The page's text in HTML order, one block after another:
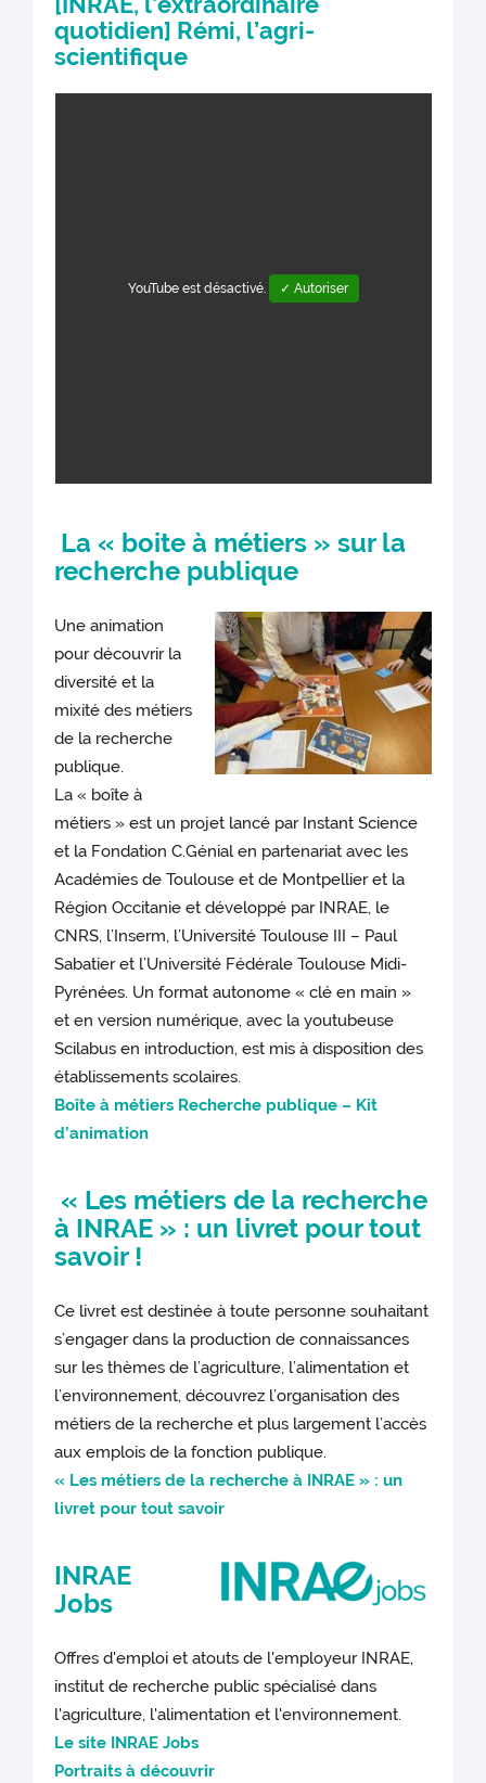
quotidien] Rémi, l’agri-
scientifique
YouTube est désactivé. ✓ Autoriser
La « boite à métiers » sur la
recherche publique
Une animation
pour découvrir la
diversité et la
mixité des métiers
de la recherche
publique.
La « boîte à
métiers » est un projet lancé par Instant Science
et la Fondation C.Génial en partenariat avec les
Académies de Toulouse et de Montpellier et la
Région Occitanie et développé par INRAE, le
CNRS, l’Inserm, l’Université Toulouse III – Paul
Sabatier et l’Université Fédérale Toulouse Midi-
Pyrénées. Un format autonome « clé en main »
et en version numérique, avec la youtubeuse
Scilabus en introduction, est mis à disposition des
établissements scolaires.
Boîte à métiers Recherche publique – Kit
d’animation
« Les métiers de la recherche
à INRAE » : un livret pour tout
savoir !
Ce livret est destinée à toute personne souhaitant
s’engager dans la production de connaissances
sur les thèmes de l’agriculture, l’alimentation et
l’environnement, découvrez l’organisation des
métiers de la recherche et plus largement l’accès
aux emplois de la fonction publique.
« Les métiers de la recherche à INRAE » : un
livret pour tout savoir
INRAE
Jobs
Offres d'emploi et atouts de l'employeur INRAE,
institut de recherche public spécialisé dans
l'agriculture, l'alimentation et l'environnement.
Le site INRAE Jobs
Portraits à découvrir